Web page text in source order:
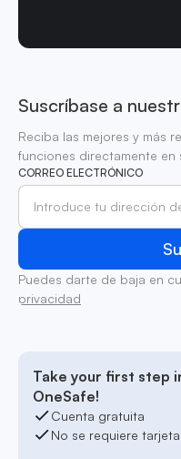
Suscríbase a
Reciba las mejores y más
funciones directamente
CORREO ELECTRÓNICO
Puedes darte de baja en
privacidad
Take your first step
OneSafe!
Cuenta gratuita
No se requiere